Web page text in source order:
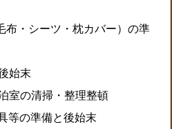
布・シーツ・枕カバー）の準
始末
室の清掃・整理整頓
等の準備と後始末